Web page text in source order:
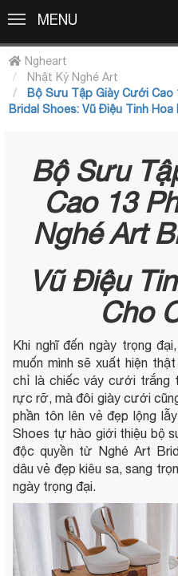
MENUMENU
Ngheart
Nhật Ký Nghé Art
Bộ Sưu Tập Giày Cưới Cao
Bridal Shoes: Vũ Điệu Tinh Hoa
Bộ Sưu
Cao 13
Nghé Art
Vũ Điệu
Cho
Khi nghĩ đến ngày trọng
muốn mình sẽ xuất hiện
chỉ là chiếc váy cưới trắng
rực rỡ, mà đôi giày cưới
phần tôn lên vẻ đẹp lộng
Shoes tự hào giới thiệu bộ
độc quyền từ Nghé Art
dâu vẻ đẹp kiêu sa, sang
ngày trọng đại.